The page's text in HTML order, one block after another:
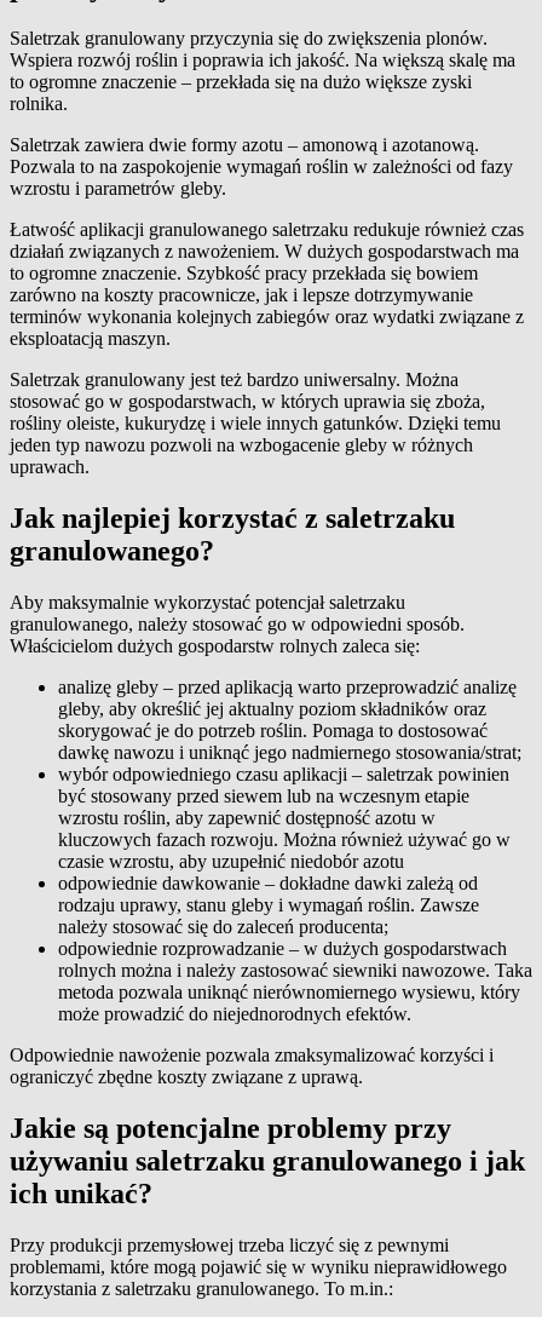
Saletrzak granulowany przyczynia się do zwiększenia plonów.
Wspiera rozwój roślin i poprawia ich jakość. Na większą skalę ma
to ogromne znaczenie – przekłada się na dużo większe zyski
rolnika.
Saletrzak zawiera dwie formy azotu – amonową i azotanową.
Pozwala to na zaspokojenie wymagań roślin w zależności od fazy
wzrostu i parametrów gleby.
Łatwość aplikacji granulowanego saletrzaku redukuje również czas
działań związanych z nawożeniem. W dużych gospodarstwach ma
to ogromne znaczenie. Szybkość pracy przekłada się bowiem
zarówno na koszty pracownicze, jak i lepsze dotrzymywanie
terminów wykonania kolejnych zabiegów oraz wydatki związane z
eksploatacją maszyn.
Saletrzak granulowany jest też bardzo uniwersalny. Można
stosować go w gospodarstwach, w których uprawia się zboża,
rośliny oleiste, kukurydzę i wiele innych gatunków. Dzięki temu
jeden typ nawozu pozwoli na wzbogacenie gleby w różnych
uprawach.
Jak najlepiej korzystać z saletrzaku
granulowanego?
Aby maksymalnie wykorzystać potencjał saletrzaku
granulowanego, należy stosować go w odpowiedni sposób.
Właścicielom dużych gospodarstw rolnych zaleca się:
analizę gleby – przed aplikacją warto przeprowadzić analizę
gleby, aby określić jej aktualny poziom składników oraz
skorygować je do potrzeb roślin. Pomaga to dostosować
dawkę nawozu i uniknąć jego nadmiernego stosowania/strat;
wybór odpowiedniego czasu aplikacji – saletrzak powinien
być stosowany przed siewem lub na wczesnym etapie
wzrostu roślin, aby zapewnić dostępność azotu w
kluczowych fazach rozwoju. Można również używać go w
czasie wzrostu, aby uzupełnić niedobór azotu
odpowiednie dawkowanie – dokładne dawki zależą od
rodzaju uprawy, stanu gleby i wymagań roślin. Zawsze
należy stosować się do zaleceń producenta;
odpowiednie rozprowadzanie – w dużych gospodarstwach
rolnych można i należy zastosować siewniki nawozowe. Taka
metoda pozwala uniknąć nierównomiernego wysiewu, który
może prowadzić do niejednorodnych efektów.
Odpowiednie nawożenie pozwala zmaksymalizować korzyści i
ograniczyć zbędne koszty związane z uprawą.
Jakie są potencjalne problemy przy
używaniu saletrzaku granulowanego i jak
ich unikać?
Przy produkcji przemysłowej trzeba liczyć się z pewnymi
problemami, które mogą pojawić się w wyniku nieprawidłowego
korzystania z saletrzaku granulowanego. To m.in.: